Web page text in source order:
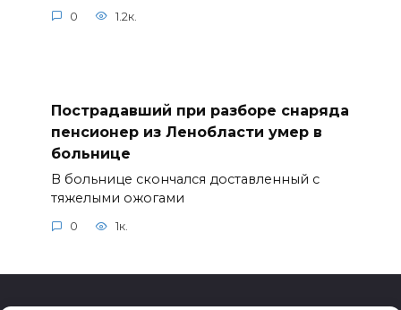
0 1.2к.
Пострадавший при разборе снаряда
пенсионер из Ленобласти умер в
больнице
В больнице скончался доставленный с
тяжелыми ожогами
0 1к.